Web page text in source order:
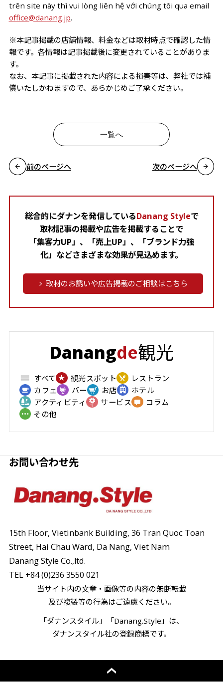
trên site này thì vui lòng liên hệ với chúng tôi qua email
office@danang.jp.
※本記事掲載の店舗情報、料金などは取材時点で確認した情
報です。各情報は記事掲載後に変更されていることがありま
す。
なお、本記事に掲載された内容による損害等は、弊社では補
償いたしかねますので、あらかじめご了承ください。
前のページへ
一覧へ
次のページへ
総合的にダナンを発信しているDanang Styleで
取材記事の掲載や広告を掲載することで
「集客力UP」、「売上UP」、「ブランド力強
化」などさまざまな効果が見込めます。
取材のお誘いや広告掲載のご相談はこちら
Danangde観光
すべて 観光スポット
レストラン
カフェ
バー お店
ホテル
アクティビティ
サービス
コラム
その他
お問い合わせ先
15th Floor, Vietinbank Building, 36 Tran Quoc Toan
Street, Hai Chau Ward, Da Nang, Viet Nam
Danang Style Co.,ltd.
TEL +84 (0)236 3550 021
当サイト内の文章・画像等の内容の無断転載
及び複製等の行為はご遠慮ください。
「ダナンスタイル」「Danang.Style」は、
ダナンスタイル社の登録商標です。